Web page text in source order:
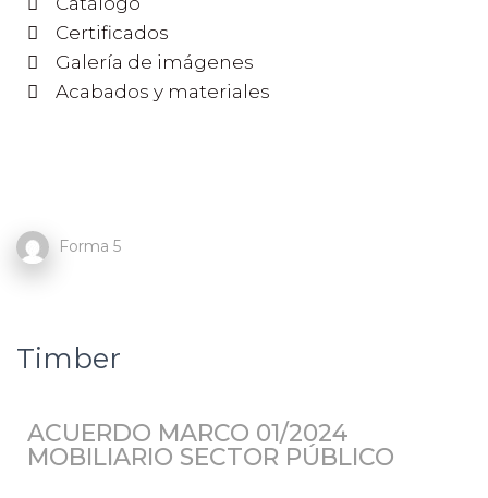
Certificados
Galería de imágenes
Acabados y materiales
Forma 5
Timber
ACUERDO MARCO 01/2024
MOBILIARIO SECTOR PÚBLICO